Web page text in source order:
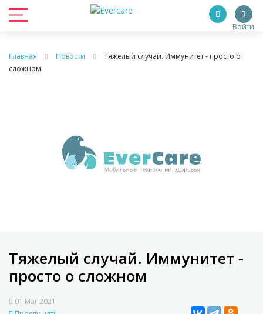
Войти
Главная Новости
Тяжелый случай. Иммунитет - просто о
сложном
Тяжелый случай. Иммунитет -
просто о сложном
01 Mar 2021